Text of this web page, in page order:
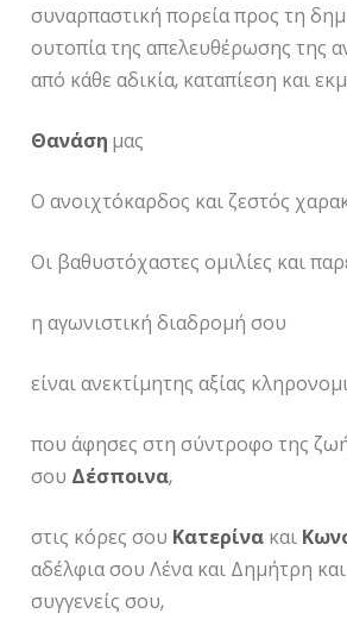
συναρπαστική πορεία προς τη
ουτοπία της απελευθέρωσης της
από κάθε αδικία, καταπίεση και
Θανάση μας
Ο ανοιχτόκαρδος και ζεστός
Οι βαθυστόχαστες ομιλίες και
η αγωνιστική διαδρομή σου
είναι ανεκτίμητης αξίας
που άφησες στη σύντροφο της
σου Δέσποινα,
στις κόρες σου Κατερίνα και
αδέλφια σου Λένα και Δημήτρη
συγγενείς σου,